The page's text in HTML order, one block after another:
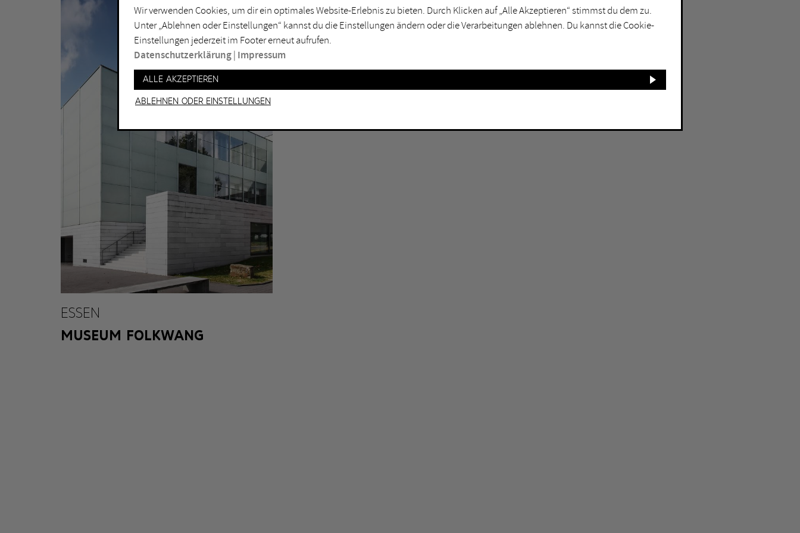
Lichtkunst
Skulptur
Duisburg
Essen
Hagen
Hamm
Mülheim an der Ruhr
Oberhausen
Unna
Witten
ESSEN
MUSEUM FOLKWANG
Wir verwenden Cookies, um dir ein optimales Website-Erlebnis zu bieten. Durch Klicken auf „Alle Akzeptieren“ stimmst du dem zu.
Unter „Ablehnen oder Einstellungen“ kannst du die Einstellungen ändern oder die Verarbeitungen ablehnen. Du kannst die Cookie-
Einstellungen jederzeit im Footer erneut aufrufen.
Datenschutzerklärung| Impressum
Alle akzeptieren
Ablehnen oder Einstellungen